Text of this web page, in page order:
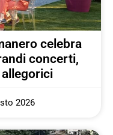
celebra
concerti,
2026